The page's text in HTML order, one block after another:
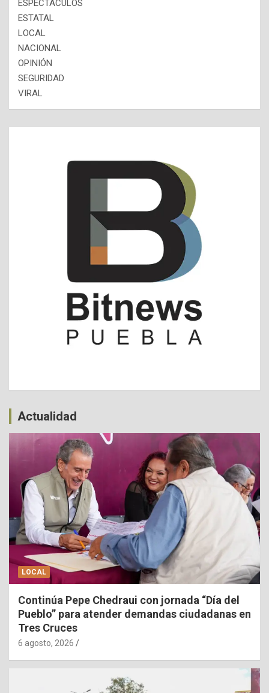
ESPECTÁCULOS
ESTATAL
LOCAL
NACIONAL
OPINIÓN
SEGURIDAD
VIRAL
Actualidad
LOCAL
Continúa Pepe Chedraui con jornada “Día del
Pueblo” para atender demandas ciudadanas en
Tres Cruces
6 agosto, 2026